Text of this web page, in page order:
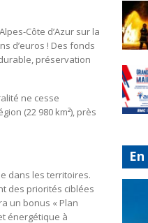
Côte d’Azur sur la
d’euros ! Des fonds
préservation
ne cesse
(22 980 km²), près
dans les territoires.
des priorités ciblées
un bonus « Plan
énergétique à